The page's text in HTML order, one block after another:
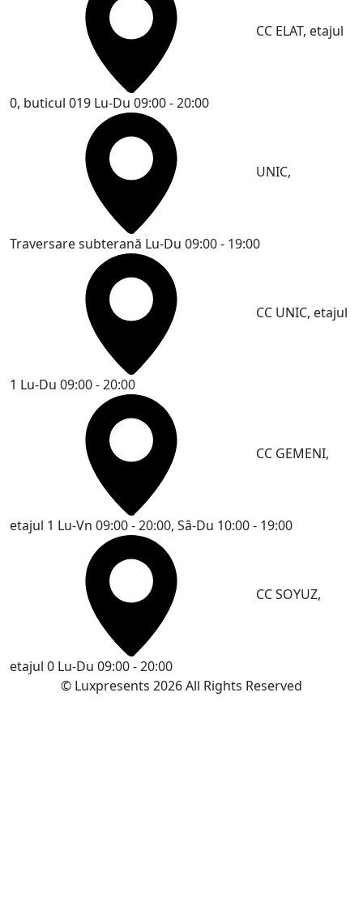
CC ELAT, etajul
0, buticul 019 Lu-Du 09:00 - 20:00
UNIC,
Traversare subterană Lu-Du 09:00 - 19:00
CC UNIC, etajul
1 Lu-Du 09:00 - 20:00
CC GEMENI,
etajul 1 Lu-Vn 09:00 - 20:00, Sâ-Du 10:00 - 19:00
CC SOYUZ,
etajul 0 Lu-Du 09:00 - 20:00
© Luxpresents 2026 All Rights Reserved